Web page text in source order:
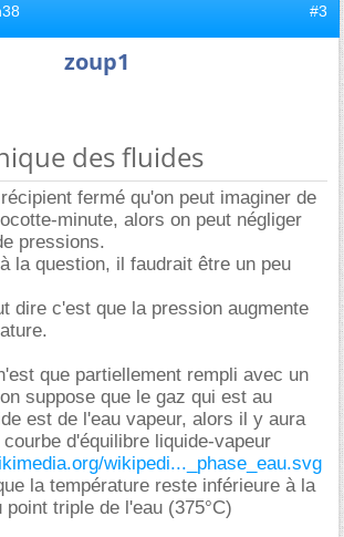
#3
zoup1
des fluides
fermé qu'on peut imaginer de
minute, alors on peut négliger
pressions.
la question, il faudrait être un peu
dire c'est que la pression augmente
que partiellement rempli avec un
suppose que le gaz qui est au
est de l'eau vapeur, alors il y aura
d'équilibre liquide-vapeur
wikipedi..._phase_eau.svg
la température reste inférieure à la
point triple de l'eau (375°C)